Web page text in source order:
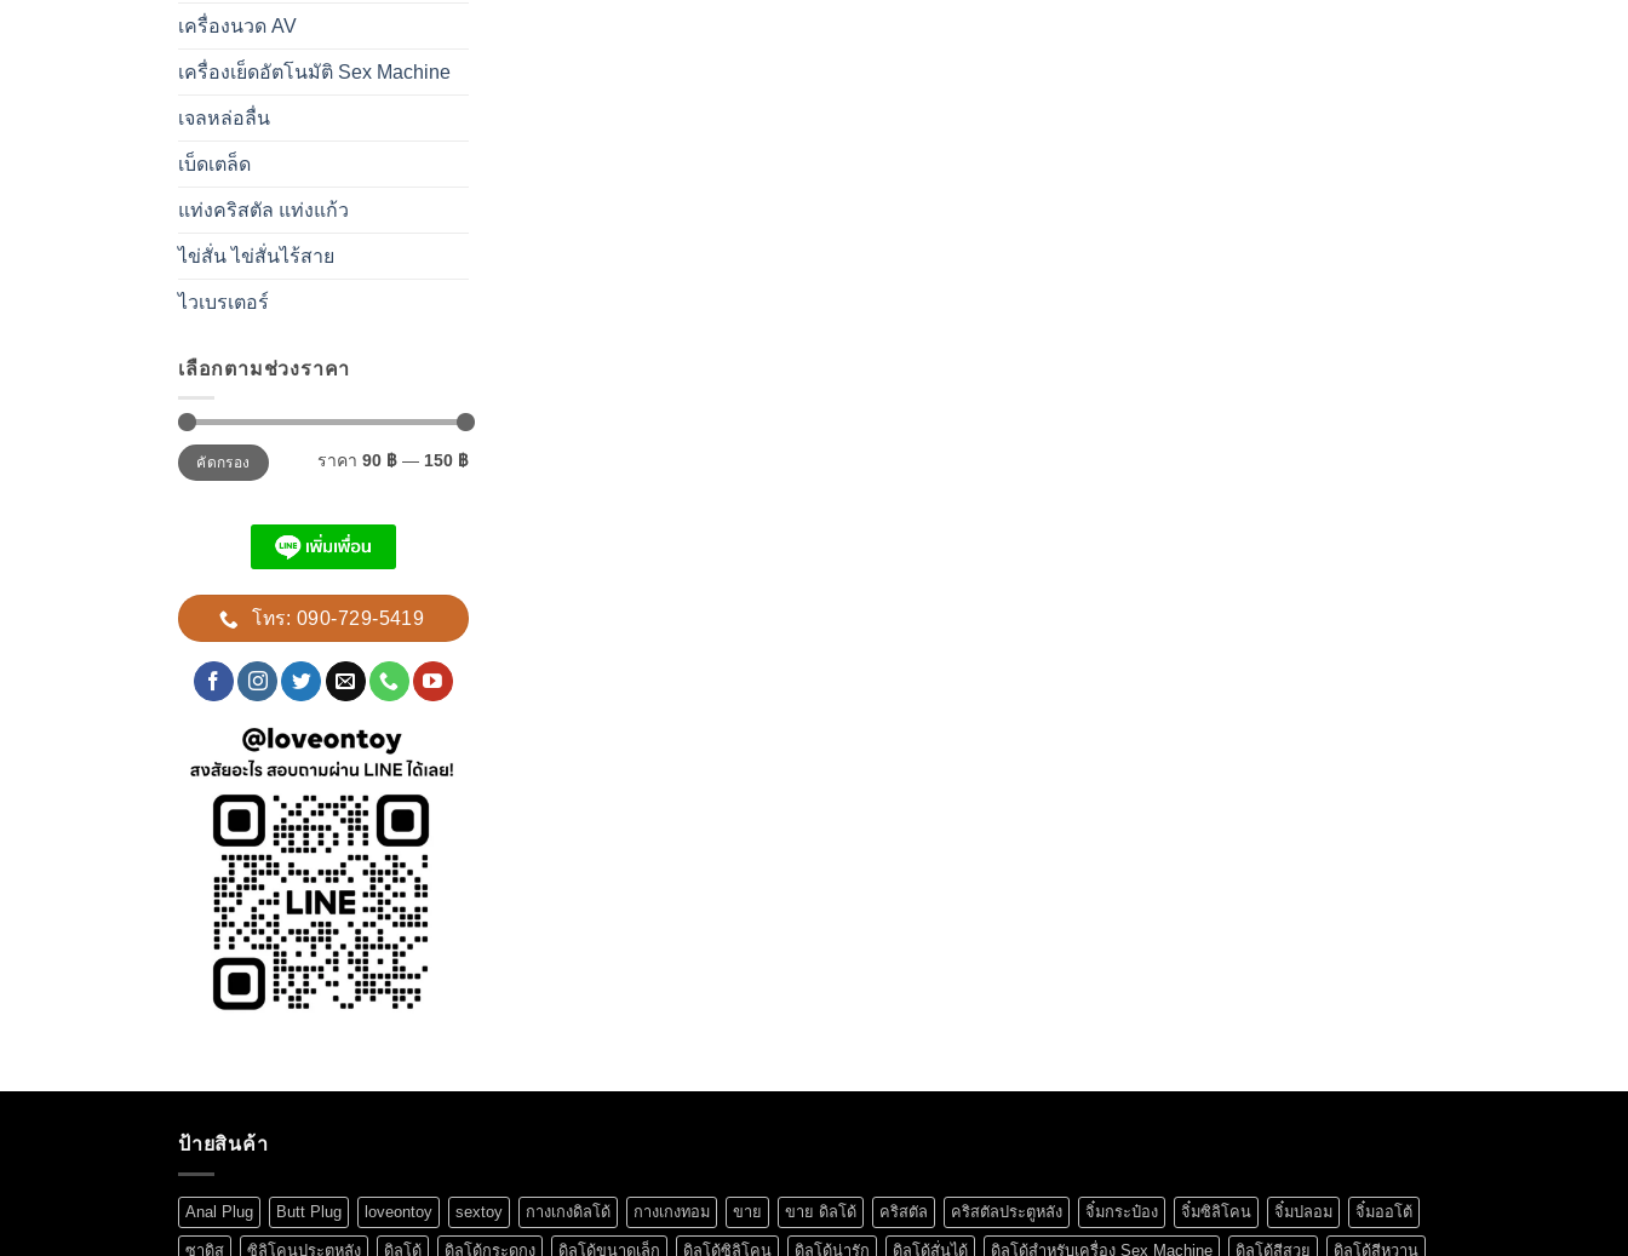
เครื่องนวด AV
เครื่องเย็ดอัตโนมัติ Sex Machine
เจลหล่อลื่น
เบ็ดเตล็ด
แท่งคริสตัล แท่งแก้ว
ไข่สั่น ไข่สั่นไร้สาย
ไวเบรเตอร์
เลือกตามช่วงราคา
ราคา
ต่ำ
สุด
ราคา
สูงสุดคัดกรอง ราคา 90 ฿ — 150 ฿
โทร: 090-729-5419
ป้ายสินค้า
Anal Plug Butt Plug loveontoy sextoy กางเกงดิลโด้ กางเกงทอม ขาย ขาย ดิลโด้ คริสตัล คริสตัลประตูหลัง จิ๋มกระป๋อง จิ๋มซิลิโคน จิ๋มปลอม จิ๋มออโต้
ซาดิส ซิลิโคนประตูหลัง ดิลโด้ ดิลโด้กระดูกงู ดิลโด้ขนาดเล็ก ดิลโด้ซิลิโคน ดิลโด้น่ารัก ดิลโด้สั่นได้ ดิลโด้สำหรับเครื่อง Sex Machine ดิลโด้สีสวย ดิลโด้สีหวาน